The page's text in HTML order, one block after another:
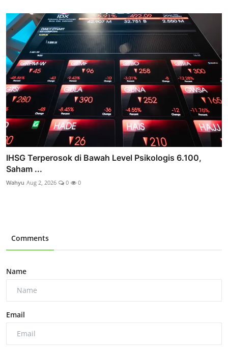
IHSG Terperosok di Bawah Level Psikologis 6.100,
Saham ...
Wahyu Aug 2, 2026 0 0
Comments
Name
Email